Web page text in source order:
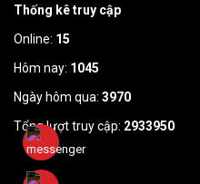
Thống kê truy cập
Online: 15
Hôm nay: 1045
Ngày hôm qua: 3970
Tổng lượt truy cập: 2933950